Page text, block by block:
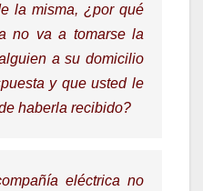
la misma, ¿por qué
no va a tomarse la
a su domicilio
y que usted le
haberla recibido?
eléctrica no